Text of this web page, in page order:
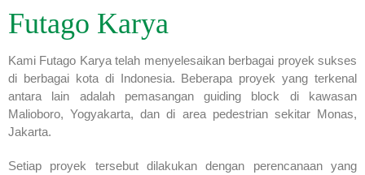
Futago Karya
Kami Futago Karya telah menyelesaikan berbagai proyek sukses
di berbagai kota di Indonesia. Beberapa proyek yang terkenal
antara lain adalah pemasangan guiding block di kawasan
Malioboro, Yogyakarta, dan di area pedestrian sekitar Monas,
Jakarta.
Setiap proyek tersebut dilakukan dengan perencanaan yang